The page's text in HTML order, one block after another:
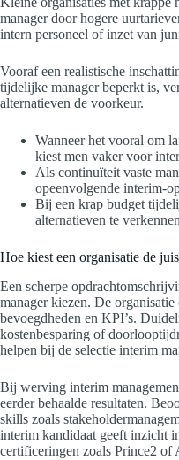
manager door hogere
intern personeel of inzet van
Vooraf een realistische
tijdelijke manager beperkt is,
alternatieven de voorkeur.
Wanneer het vooral om
kiest men vaker voor
Als continuïteit vaste
opeenvolgende interim-
Bij een krap budget
alternatieven te
Hoe kiest een organisatie de
Een scherpe
manager kiezen. De
bevoegdheden en KPI’s.
kostenbesparing of
helpen bij de selectie interim
Bij werving interim
eerder behaalde resultaten.
skills zoals
interim kandidaat geeft inzicht
certificeringen zoals Prince2 of